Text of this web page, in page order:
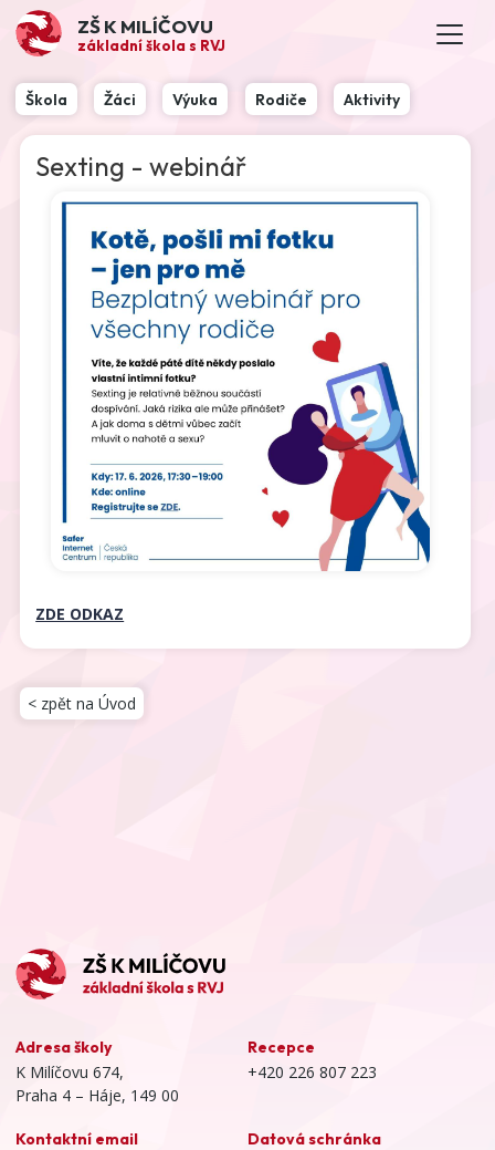
ZŠ K MILÍČOVU
základní škola s RVJ
Škola Žáci Výuka Rodiče Aktivity
Sexting - webinář
ZDE ODKAZ
< zpět na Úvod
Adresa školy
K Milíčovu 674,
Praha 4 – Háje, 149 00
Recepce
+420 226 807 223
Kontaktní email Datová schránka